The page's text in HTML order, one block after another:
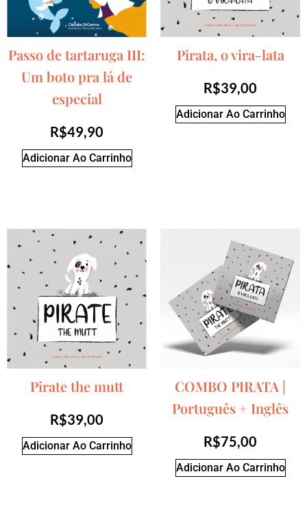
Passo de tartaruga III:
Um boto pra lá de
especial
R$49,90
Adicionar Ao Carrinho
Pirata, o vira-lata
R$39,00
Adicionar Ao Carrinho
Pirate the mutt
R$39,00
Adicionar Ao Carrinho
COMBO PIRATA |
Português + Inglês
R$75,00
Adicionar Ao Carrinho